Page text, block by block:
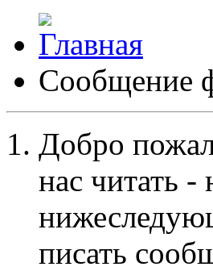
Сообщение
Добро
нас читать -
писать